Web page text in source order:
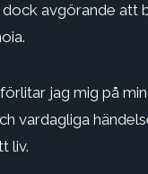
avgörande att
jag mig på
vardagliga
liv.